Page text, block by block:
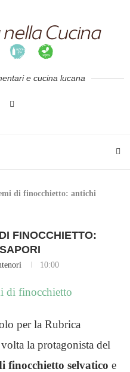
e cucina lucana
di finocchietto: antichi
FINOCCHIETTO:
10:00
per la Rubrica
volta la protagonista del
finocchietto selvatico e